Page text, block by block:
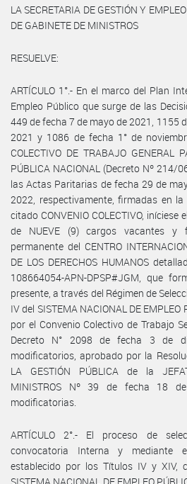
LA SECRETARIA DE GESTIÓN Y
DE GABINETE DE MINISTROS
RESUELVE:
ARTÍCULO 1°.- En el marco del Plan
Empleo Público que surge de las
449 de fecha 7 de mayo de 2021, 1155
2021 y 1086 de fecha 1° de
COLECTIVO DE TRABAJO GENERAL
PÚBLICA NACIONAL (Decreto Nº
las Actas Paritarias de fecha 29 de
2022, respectivamente, firmadas en
citado CONVENIO COLECTIVO,
de NUEVE (9) cargos vacantes y
permanente del CENTRO
DE LOS DERECHOS HUMANOS
108664054-APN-DPSP#JGM, que
presente, a través del Régimen de
IV del SISTEMA NACIONAL DE
por el Convenio Colectivo de Trabajo
Decreto N° 2098 de fecha 3 de
modificatorios, aprobado por la
LA GESTIÓN PÚBLICA de la
MINISTROS Nº 39 de fecha 18
modificatorias.
ARTÍCULO 2°.- El proceso de
convocatoria Interna y mediante
establecido por los Títulos IV y XIV,
SISTEMA NACIONAL DE EMPLEO